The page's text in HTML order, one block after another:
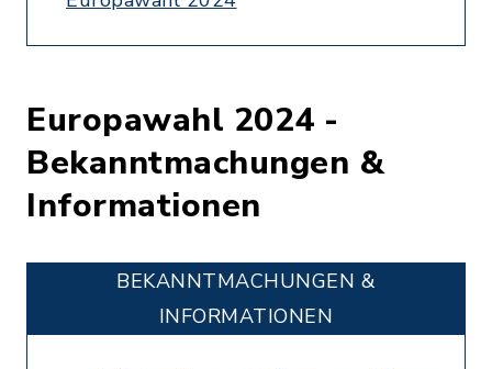
Europawahl 2024 -
Bekanntmachungen &
Informationen
BEKANNTMACHUNGEN &
INFORMATIONEN